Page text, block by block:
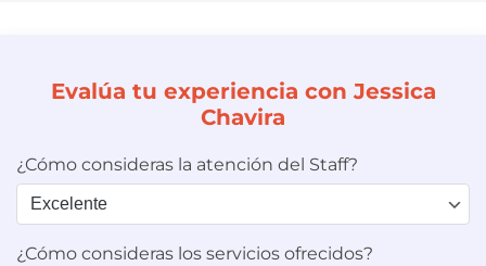
Evalúa tu experiencia con Jessica
Chavira
¿Cómo consideras la atención del Staff?
¿Cómo consideras los servicios ofrecidos?